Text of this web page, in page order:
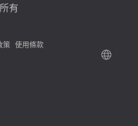
有
策 使用條款